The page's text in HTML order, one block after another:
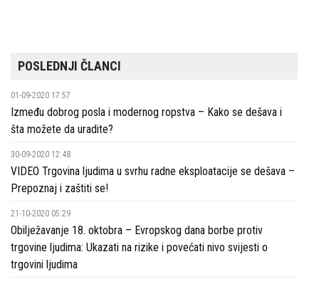
POSLEDNJI ČLANCI
01-09-2020 17:57
Između dobrog posla i modernog ropstva – Kako se dešava i
šta možete da uradite?
30-09-2020 12:48
VIDEO Trgovina ljudima u svrhu radne eksploatacije se dešava –
Prepoznaj i zaštiti se!
21-10-2020 05:29
Obilježavanje 18. oktobra – Evropskog dana borbe protiv
trgovine ljudima: Ukazati na rizike i povećati nivo svijesti o
trgovini ljudima